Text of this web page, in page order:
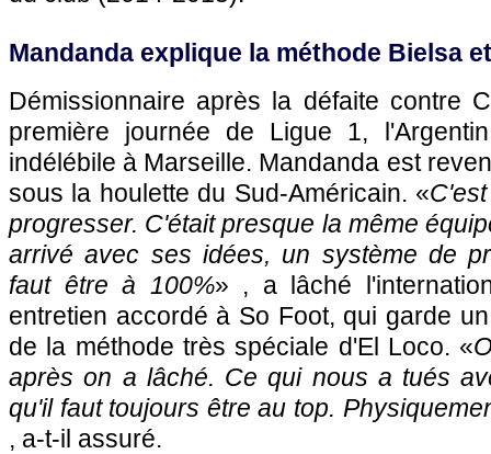
Mandanda explique la méthode Bielsa
Démissionnaire après la défaite contre
première journée de Ligue 1,
indélébile à Marseille. Mandanda est
sous la houlette du Sud-Américain. «
progresser. C'était presque la même
arrivé avec ses idées, un système de
faut être à 100%» , a lâché
entretien accordé à So Foot, qui garde
de la méthode très spéciale d'El Loco. «
après on a lâché. Ce qui nous a tués
qu'il faut toujours être au top.
, a-t-il assuré.